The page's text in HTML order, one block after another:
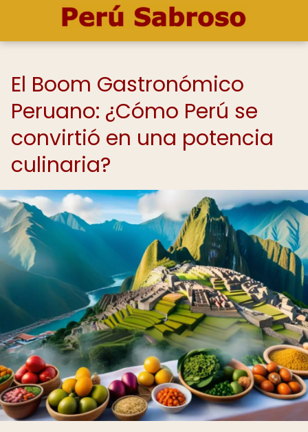
El Boom Gastronómico
Peruano: ¿Cómo Perú se
convirtió en una potencia
culinaria?